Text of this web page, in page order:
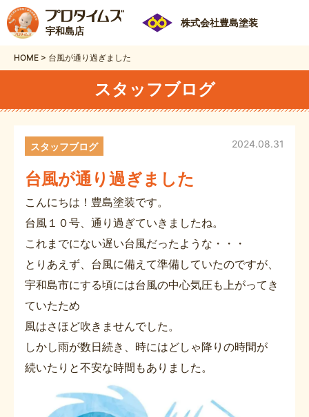
宇和島店
株式会社豊島塗装
HOME > 台風が通り過ぎました
スタッフブログ
台風が通り過ぎました
2024.08.31
スタッフブログ
こんにちは！豊島塗装です。
台風１０号、通り過ぎていきましたね。
これまでにない遅い台風だったような・・・
とりあえず、台風に備えて準備していたのですが、
宇和島市にする頃には台風の中心気圧も上がってき
ていたため
風はさほど吹きませんでした。
しかし雨が数日続き、時にはどしゃ降りの時間が
続いたりと不安な時間もありました。